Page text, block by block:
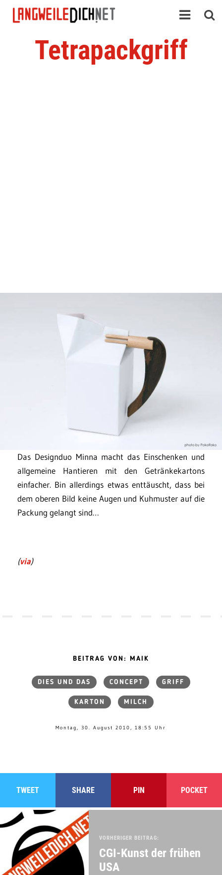
Tetrapackgriff
Das Designduo Minna macht das Einschenken und
allgemeine Hantieren mit den Getränkekartons
einfacher. Bin allerdings etwas enttäuscht, dass bei
dem oberen Bild keine Augen und Kuhmuster auf die
Packung gelangt sind…
(via)
BEITRAG VON: MAIK
DIES UND DAS CONCEPT GRIFF
KARTON MILCH
Montag, 30. August 2010, 18:55 Uhr
TWEET SHARE PIN POCKET
VORHERIGER BEITRAG:
CGI-Kunst der frühen
USA